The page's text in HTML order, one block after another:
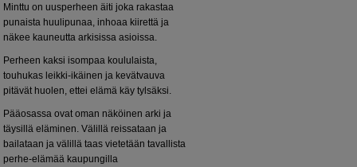
Minttu on uusperheen äiti joka rakastaa
punaista huulipunaa, inhoaa kiirettä ja
näkee kauneutta arkisissa asioissa.
Perheen kaksi isompaa koululaista,
touhukas leikki-ikäinen ja kevätvauva
pitävät huolen, ettei elämä käy tylsäksi.
Pääosassa ovat oman näköinen arki ja
täysillä eläminen. Välillä reissataan ja
bailataan ja välillä taas vietetään tavallista
perhe-elämää kaupungilla